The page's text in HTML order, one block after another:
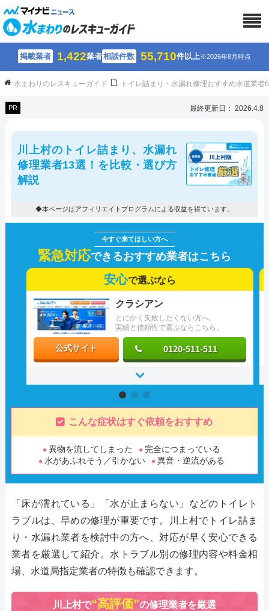
掲載業者 1,422業者相談件数 55,710件以上※2026年8月時点
水まわりのレスキューガイド トイレ詰まり・水漏れ修理おすすめ水道業
PR 最終更新日： 2026.4.8
川上村のトイレ詰まり、水漏れ
修理業者13選！を比較・選び方
解説
◆本ページはアフィリエイトプログラムによる収益を得ています。
緊急対応できるおすすめ業者はこちら
安心で選ぶなら
とにかく失敗したくない方へ。
実績と信頼性で選ぶならこちら。
クラシアン
公式サイト 0120-511-511
こんな症状はすぐ依頼をおすすめ
異物を流してしまった
完全につまっている
水があふれそう／引かない
異音・逆流がある
「床が濡れている」「水が止まらない」などのトイレト
ラブルは、早めの修理が重要です。川上村でトイレ詰ま
り・水漏れ業者を検討中の方へ、対応が早く安心できる
業者を厳選して紹介。水トラブル別の修理内容や料金相
場、水道局指定業者の特徴も確認できます。
川上村で“高評価”の修理業者を厳選